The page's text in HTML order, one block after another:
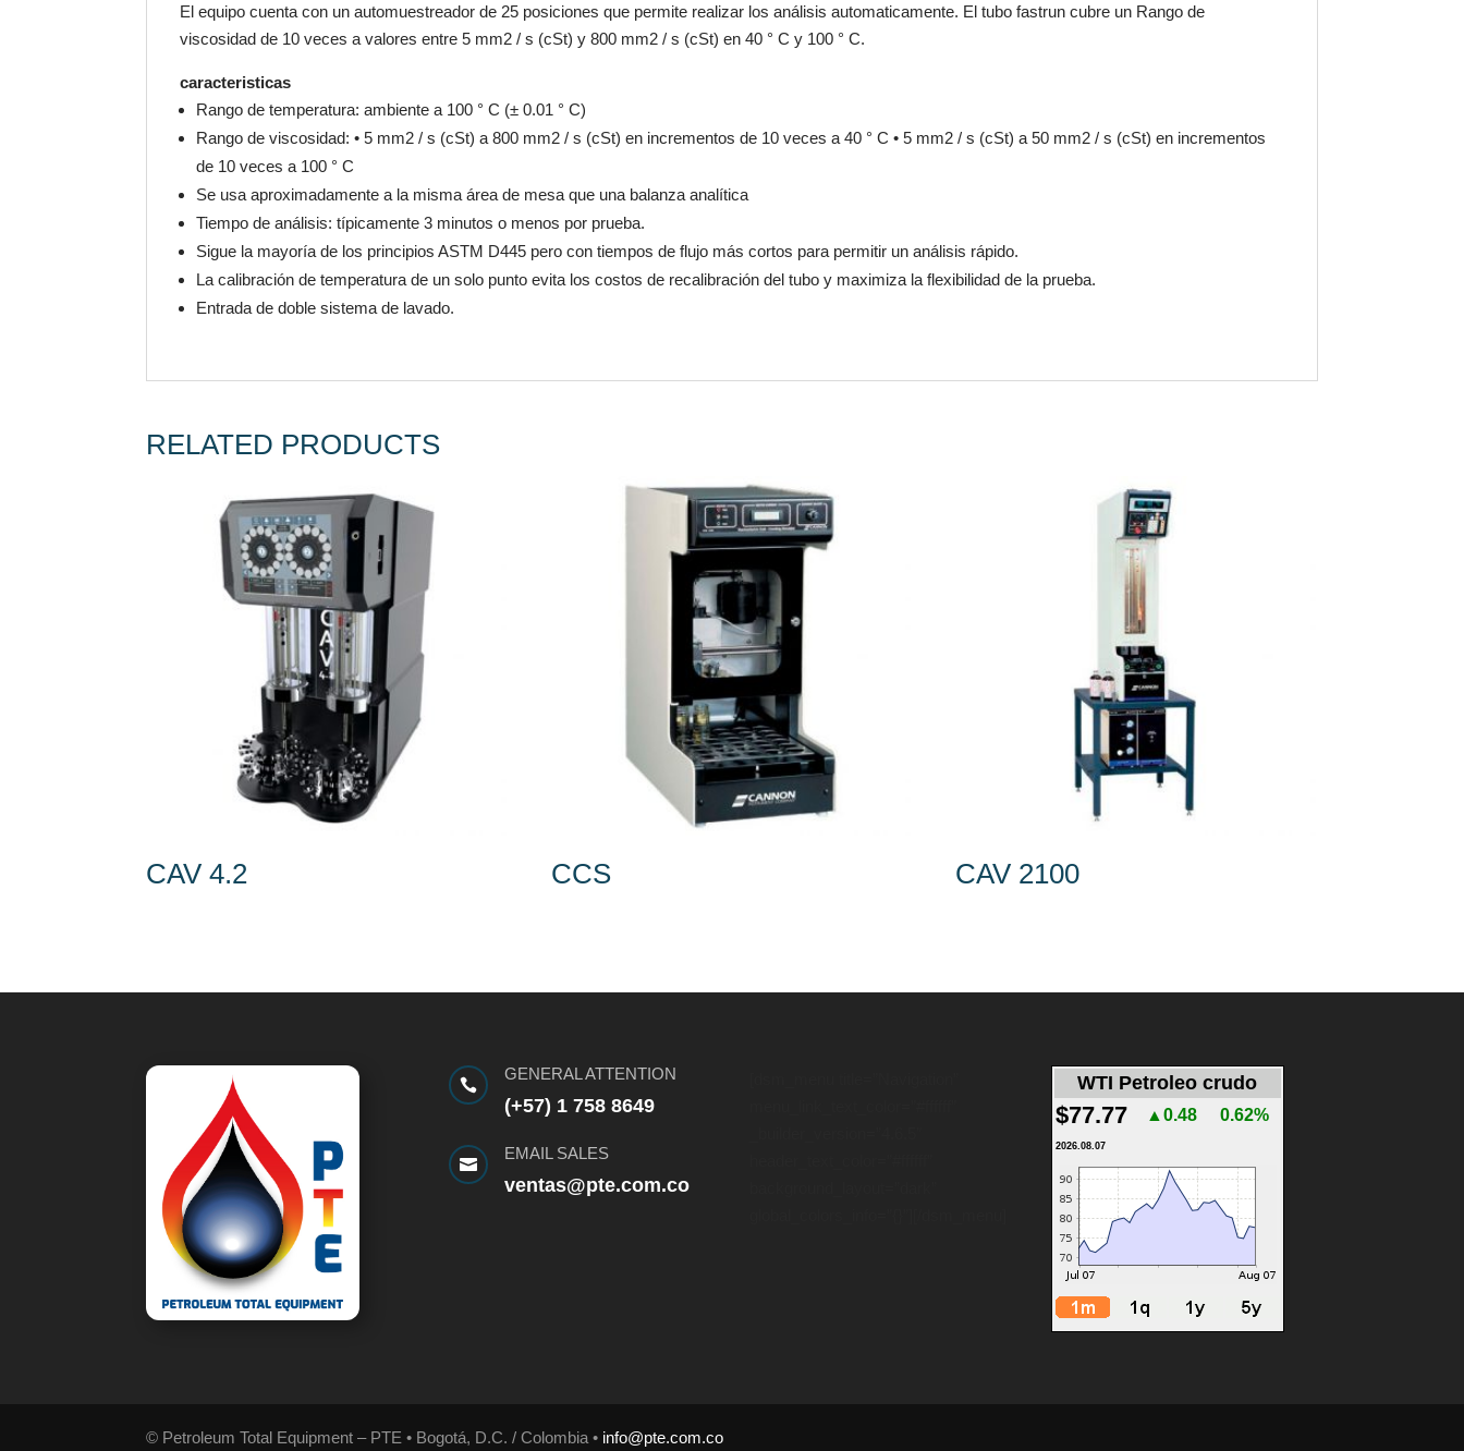
El equipo cuenta con un automuestreador de 25 posiciones que permite realizar los análisis automaticamente. El tubo fastrun cubre un Rango de
viscosidad de 10 veces a valores entre 5 mm2 / s (cSt) y 800 mm2 / s (cSt) en 40 ° C y 100 ° C.
caracteristicas
Rango de temperatura: ambiente a 100 ° C (± 0.01 ° C)
Rango de viscosidad: • 5 mm2 / s (cSt) a 800 mm2 / s (cSt) en incrementos de 10 veces a 40 ° C • 5 mm2 / s (cSt) a 50 mm2 / s (cSt) en incrementos
de 10 veces a 100 ° C
Se usa aproximadamente a la misma área de mesa que una balanza analítica
Tiempo de análisis: típicamente 3 minutos o menos por prueba.
Sigue la mayoría de los principios ASTM D445 pero con tiempos de flujo más cortos para permitir un análisis rápido.
La calibración de temperatura de un solo punto evita los costos de recalibración del tubo y maximiza la flexibilidad de la prueba.
Entrada de doble sistema de lavado.
RELATED PRODUCTS
CAV 4.2 CCS CAV 2100

GENERAL ATTENTION
(+57) 1 758 8649

EMAIL SALES
ventas@pte.com.co
WTI Petroleo crudo
$77.77 ▲0.48 0.62%
2026.08.07
© Petroleum Total Equipment – PTE • Bogotá, D.C. / Colombia • info@pte.com.co